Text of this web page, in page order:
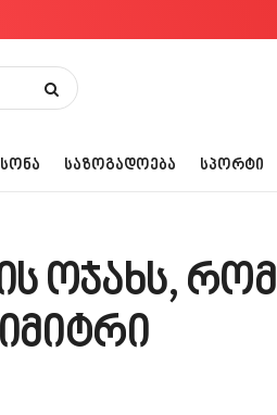
ᲡᲐᲖᲝᲒᲐᲓᲝᲔᲑᲐ ᲡᲞᲝᲠᲢᲘ
ოჯახს, რომ